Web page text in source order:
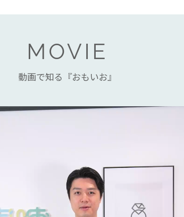
MOVIE
動画で知る『おもいお』